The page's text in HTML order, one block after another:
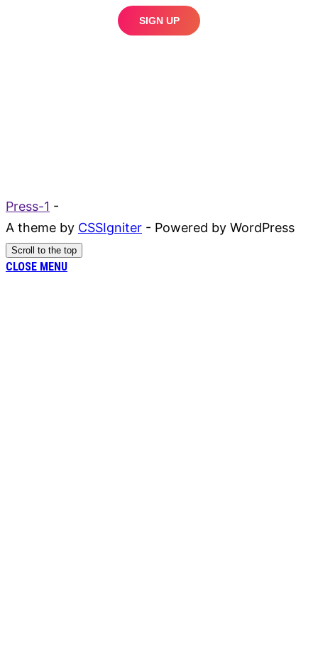
Press-1 -
A theme by CSSIgniter - Powered by WordPress
Scroll to the top
CLOSE MENU